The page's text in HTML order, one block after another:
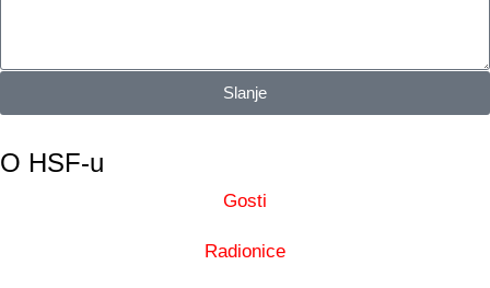
Slanje
O HSF-u
Gosti
Radionice